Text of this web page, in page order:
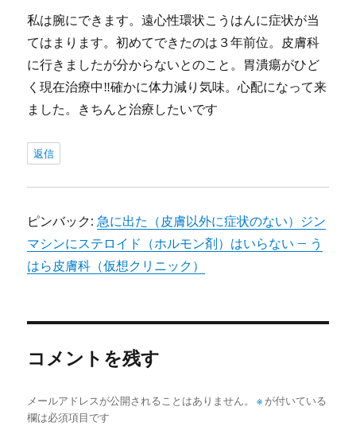
私は腕にできます。遠心性環状こうはんに症状が当
てはまります。初めてできたのは３年前位。皮膚科
に行きましたが分からないとのこと。胃潰瘍がひど
く現在治療中‼確かに体力減り気味。心配になって来
ました。きちんと治療したいです
返信
ピンバック:急に出た（皮膚以外に症状のない）ジン
マシンにステロイド（ホルモン剤）はいらない – う
はら皮膚科（仮想クリニック）
コメントを残す
メールアドレスが公開されることはありません。 ※ が付いている
欄は必須項目です